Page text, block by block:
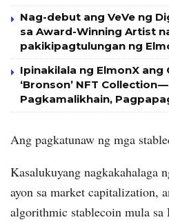
Nag-debut ang VeVe ng
sa Award-Winning Artist
pakikipagtulungan ng
Ipinakilala ng ElmonX ang
‘Bronson’ NFT Collection
Pagkamalikhain,
Ang pagkatunaw ng mga
Kasalukuyang nagkakahalaga
ayon sa market capitalization,
algorithmic stablecoin mula sa